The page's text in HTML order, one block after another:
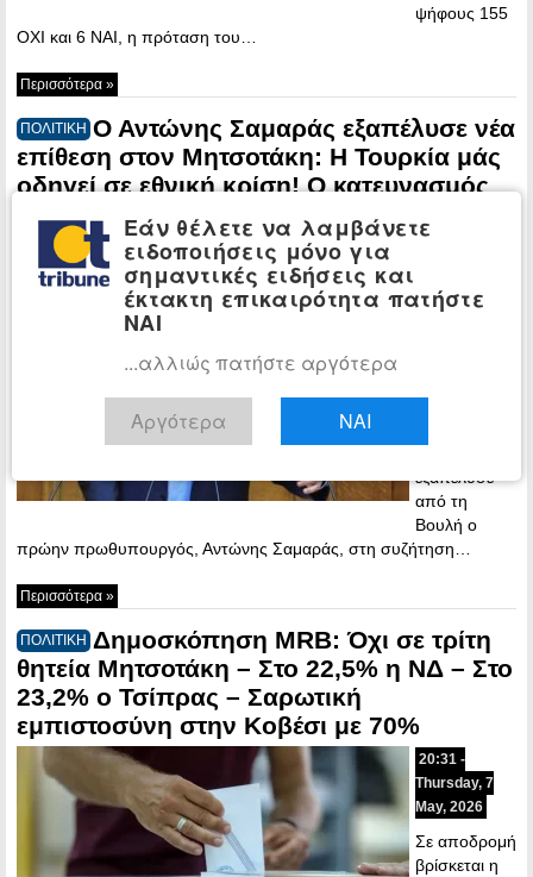
ψήφους 155
ΟΧΙ και 6 ΝΑΙ, η πρόταση του…
Περισσότερα »
ΠΟΛΙΤΙΚΗ Ο Αντώνης Σαμαράς εξαπέλυσε νέα
επίθεση στον Μητσοτάκη: Η Τουρκία μάς
οδηγεί σε εθνική κρίση! Ο κατευνασμός
την αποθρασύνει – Θέλουν να αρπάξουν
τις θάλασσές μας
22 May, 2026
εξαπέλυσε
από τη
Βουλή ο
πρώην πρωθυπουργός, Αντώνης Σαμαράς, στη συζήτηση…
Περισσότερα »
ΠΟΛΙΤΙΚΗ Δημοσκόπηση MRB: Όχι σε τρίτη
θητεία Μητσοτάκη – Στο 22,5% η ΝΔ – Στο
23,2% ο Τσίπρας – Σαρωτική
εμπιστοσύνη στην Κοβέσι με 70%
20:31 -
Thursday, 7
May, 2026
Σε αποδρομή
βρίσκεται η
Εάν θέλετε να λαμβάνετε
ειδοποιήσεις μόνο για
σημαντικές ειδήσεις και
έκτακτη επικαιρότητα πατήστε
ΝΑΙ
...αλλιώς πατήστε αργότερα
Αργότερα ΝΑΙ